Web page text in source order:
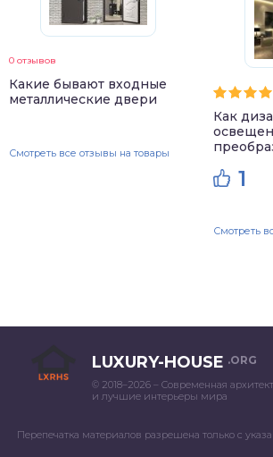
0 отзывов
Какие бывают входные
металлические двери
Смотреть все отзывы на товары
Как
1
Смотреть
LUXURY-HOUSE .ORG
© 2018–2026 – Современная
и лучшие интерьеры мира
Перепечатка материалов разрешена только с